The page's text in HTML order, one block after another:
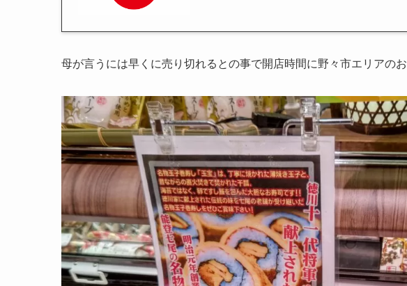
母が言うには早くに売り切れるとの事で開店時間に野々市エリアのお